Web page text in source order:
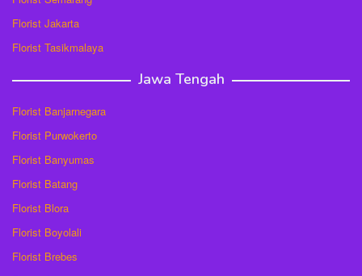
Florist Jakarta
Florist Tasikmalaya
Jawa Tengah
Florist Banjarnegara
Florist Purwokerto
Florist Banyumas
Florist Batang
Florist Blora
Florist Boyolali
Florist Brebes